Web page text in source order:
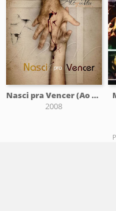
Nasci pra Vencer (Ao Vivo)
2008